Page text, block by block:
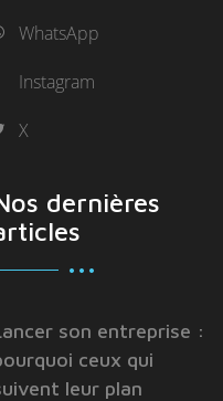
WhatsApp
Instagram
X
dernières
son entreprise :
ceux qui
leur plan